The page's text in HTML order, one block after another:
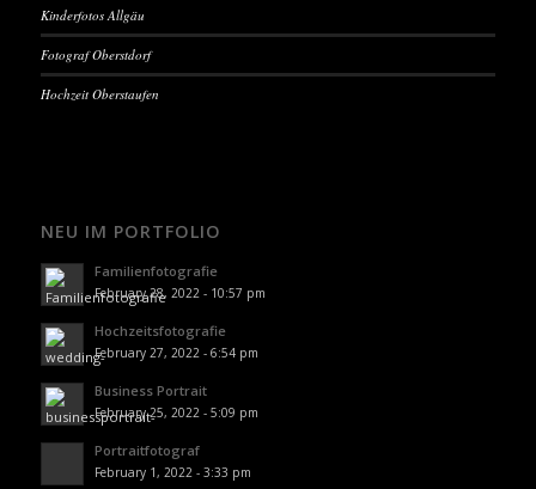
Kinderfotos Allgäu
Fotograf Oberstdorf
Hochzeit Oberstaufen
NEU IM PORTFOLIO
Familienfotografie
February 28, 2022 - 10:57 pm
Hochzeitsfotografie
February 27, 2022 - 6:54 pm
Business Portrait
February 25, 2022 - 5:09 pm
Portraitfotograf
February 1, 2022 - 3:33 pm